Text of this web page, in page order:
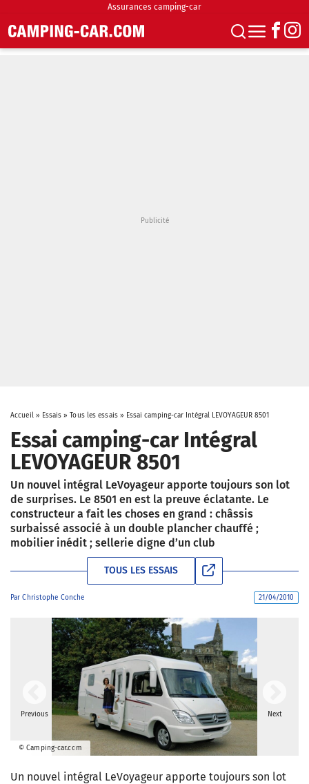
Assurances camping-car
Accueil» Essais »Tous les essais» Essai camping-car Intégral LEVOYAGEUR 8501
Essai camping-car Intégral
LEVOYAGEUR 8501
Un nouvel intégral LeVoyageur apporte toujours son lot
de surprises. Le 8501 en est la preuve éclatante. Le
constructeur a fait les choses en grand : châssis
surbaissé associé à un double plancher chauffé ;
mobilier inédit ; sellerie digne d’un club
TOUS LES ESSAIS
ParChristophe Conche 21/04/2010
Previous
© Camping-car.com
Next
Un nouvel intégral LeVoyageur apporte toujours son lot